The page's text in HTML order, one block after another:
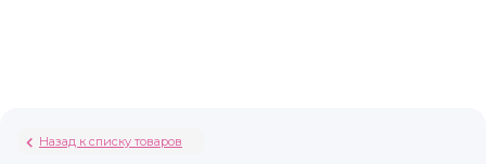
Назад к списку товаров